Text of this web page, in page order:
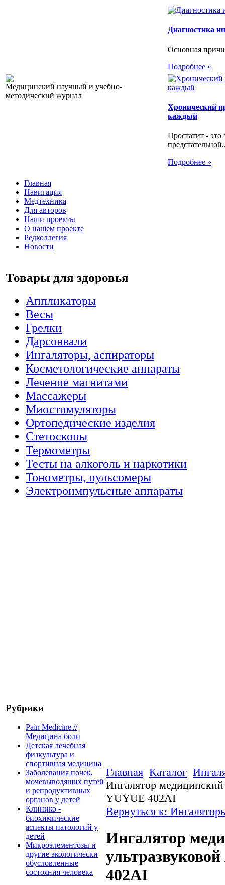
Медицинский научный и учебно-
методический журнал
Диагностика
Основная
Подробнее »
Хронический
каждый
Простатит - это
Подробнее »
Главная
Навигация
Медтехника
Для авторов
Наши проекты
О нашем проекте
Редколлегия
Новости
Товары для здоровья
Аппликаторы
Весы
Грелки
Дарсонвали
Ингаляторы, аспираторы
Косметологические аппараты
Лечение магнитами
Массажеры
Миостимуляторы
Ортопедические изделия
Стетоскопы
Термометры
Тесты на алкоголь и наркотики
Тонометры, пульсомеры
Электроимпульсные аппараты
Рубрики
Pain Medicine //
Медицина боли
Детская лечебная
физкультура и
спортивная медицина
Заболевания почек,
мочевыводящих путей
и репродуктивных
органов у детей
Клинико -
биохимические
аспекты патологий у
детей
Микроэлементозы и
другие экологически
обусловленные
состояния человека
Главная Каталог
Ингалятор
YUYUE 402AI
Вернуться к:
Ингалятор
402AI